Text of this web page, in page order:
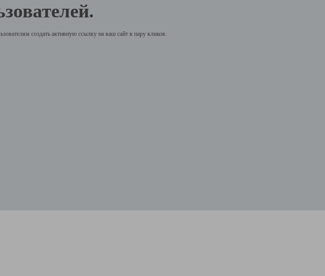
создать активную ссылку на ваш сайт в пару кликов.